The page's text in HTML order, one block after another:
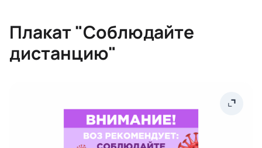
Плакат "Соблюдайте
дистанцию"